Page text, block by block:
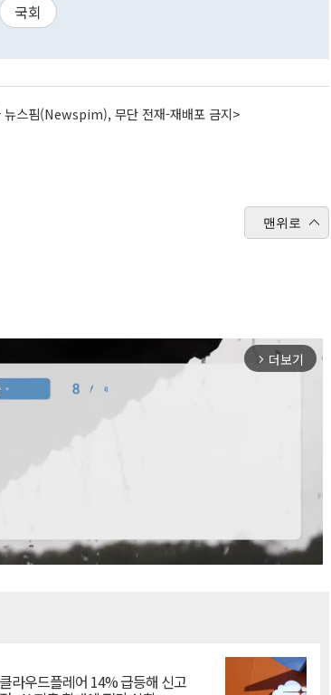
국회
뉴스핌(Newspim), 무단 전재-재배포 금지>
맨위로
arrow_forward_ios 더보기
클라우드플레어 14% 급등해 신고